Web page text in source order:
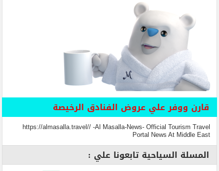
قارن ووفر علي عروض الفنادق الرخيصة
https://almasalla.travel// -Al Masalla-News- Official Tourism Travel
Portal News At Middle East
المسلة السياحية تابعونا علي :